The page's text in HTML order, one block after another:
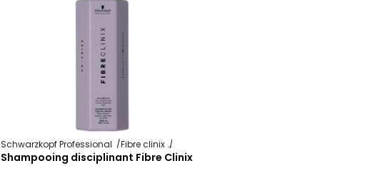
Schwarzkopf Professional Fibre clinix
Shampooing disciplinant Fibre Clinix